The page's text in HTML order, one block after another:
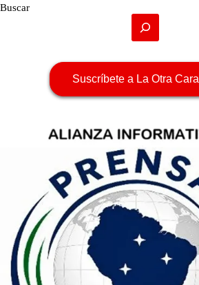
Buscar
Suscríbete a La Otra Cara